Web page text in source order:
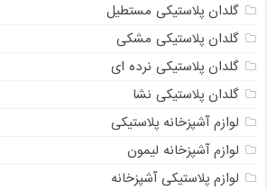
گلدان پلاستیکی مستطیل
گلدان پلاستیکی مشکی
گلدان پلاستیکی نرده ای
گلدان پلاستیکی نشا
لوازم آشپزخانه پلاستیکی
لوازم آشپزخانه لیمون
لوازم پلاستیکی آشپزخانه